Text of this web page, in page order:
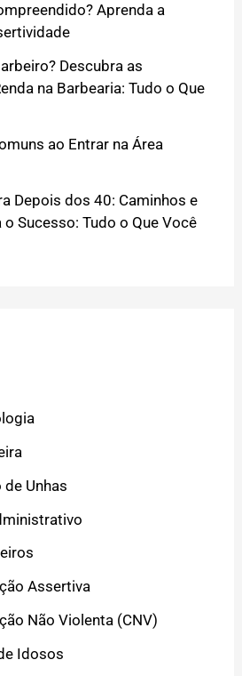
Aprenda a
Descubra as
na Barbearia: Tudo o Que
ao Entrar na Área
Depois dos 40: Caminhos e
Sucesso: Tudo o Que Você
Unhas
Assertiva
Não Violenta (CNV)
Idosos